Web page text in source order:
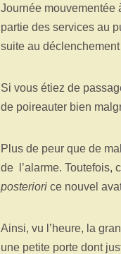
Journée mouvementée
partie des services au
suite au
Si vous étiez de
de poireauter bien
Plus de peur que de
de l’alarme. Toutefois,
posteriori ce nouvel
Ainsi, vu l’heure, la
une petite porte dont